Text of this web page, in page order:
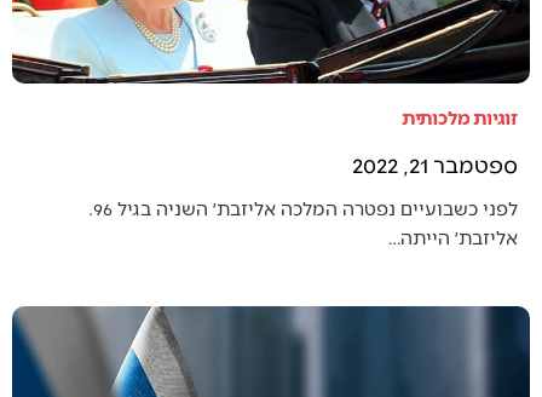
זוגיות מלכותית
ספטמבר 21, 2022
לפני כשבועיים נפטרה המלכה אליזבת׳ השניה בגיל 96.
אליזבת׳ הייתה…